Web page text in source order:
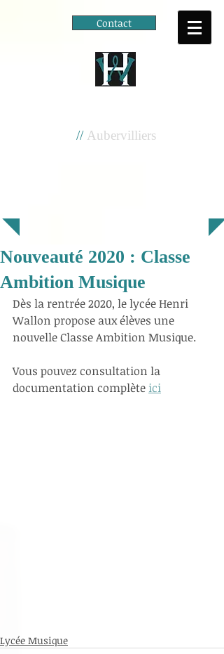
Contact
//Aubervilliers
Nouveauté 2020 : Classe
Ambition Musique
Dès la rentrée 2020, le lycée Henri
Wallon propose aux élèves une
nouvelle Classe Ambition Musique.
Vous pouvez consultation la
documentation complète ici
Lycée Musique